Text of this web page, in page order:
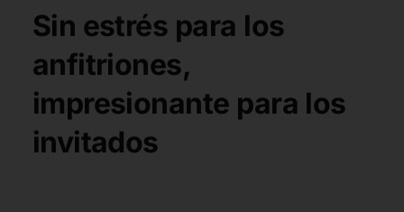
Sin estrés para los
anfitriones,
impresionante para los
invitados